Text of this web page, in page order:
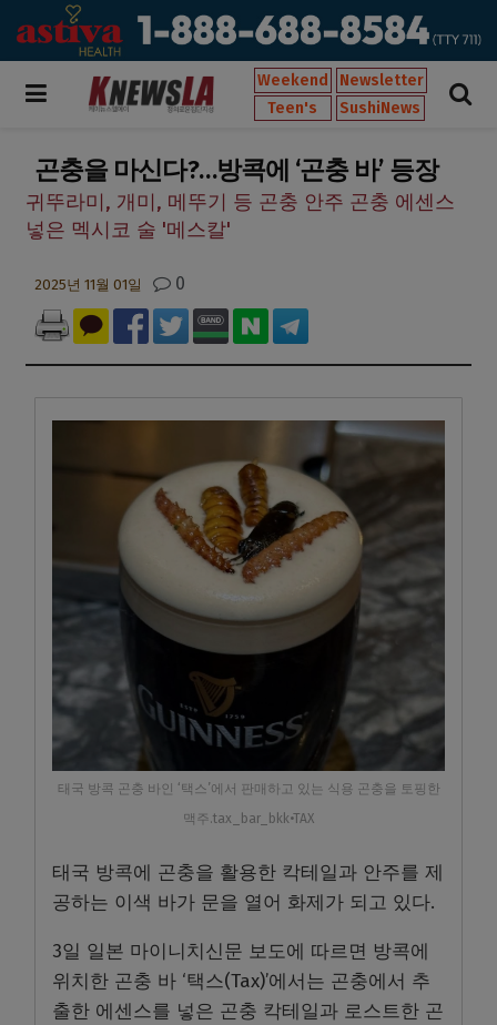
Weekend
Newsletter
Teen's
SushiNews
곤충을 마신다?…방콕에 ‘곤충 바’ 등장
귀뚜라미, 개미, 메뚜기 등 곤충 안주 곤충 에센스
넣은 멕시코 술 '메스칼'
2025년 11월 01일 0
태국 방콕 곤충 바인 ‘택스’에서 판매하고 있는 식용 곤충을 토핑한
맥주.tax_bar_bkk•TAX
태국 방콕에 곤충을 활용한 칵테일과 안주를 제
공하는 이색 바가 문을 열어 화제가 되고 있다.
3일 일본 마이니치신문 보도에 따르면 방콕에
위치한 곤충 바 ‘택스(Tax)’에서는 곤충에서 추
출한 에센스를 넣은 곤충 칵테일과 로스트한 곤